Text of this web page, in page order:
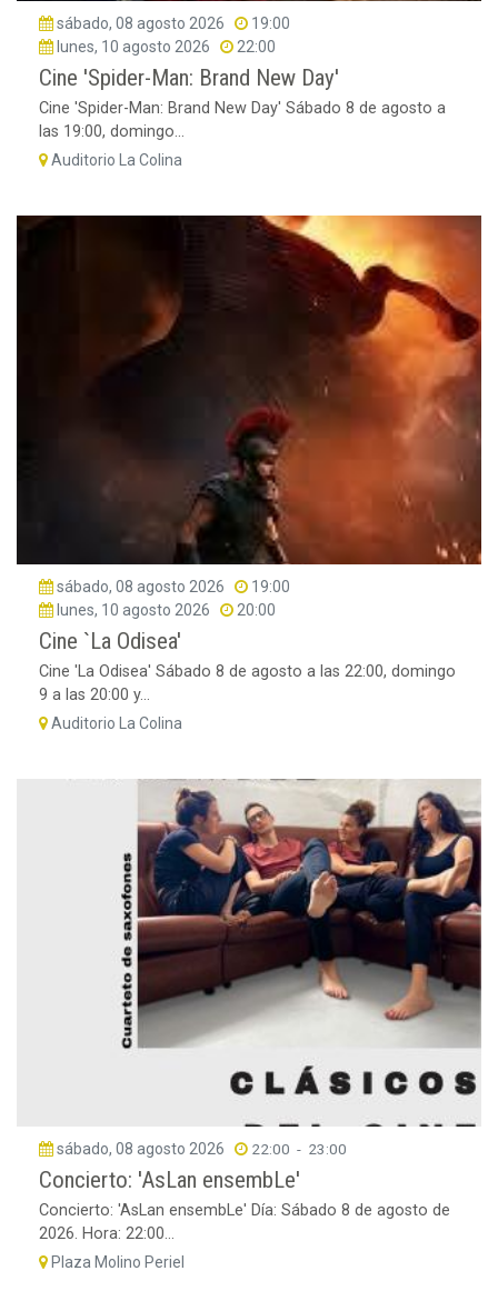
sábado, 08 agosto 2026
19:00
lunes, 10 agosto 2026
22:00
Cine 'Spider-Man: Brand New Day'
Cine 'Spider-Man: Brand New Day' Sábado 8 de agosto a
las 19:00, domingo...
Auditorio La Colina
sábado, 08 agosto 2026
19:00
lunes, 10 agosto 2026
20:00
Cine `La Odisea'
Cine 'La Odisea' Sábado 8 de agosto a las 22:00, domingo
9 a las 20:00 y...
Auditorio La Colina
sábado, 08 agosto 2026 22:00 - 23:00
Concierto: 'AsLan ensembLe'
Concierto: 'AsLan ensembLe' Día: Sábado 8 de agosto de
2026. Hora: 22:00...
Plaza Molino Periel